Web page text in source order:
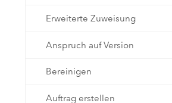
Erweiterte Zuweisung
Anspruch auf Version
Bereinigen
Auftrag erstellen